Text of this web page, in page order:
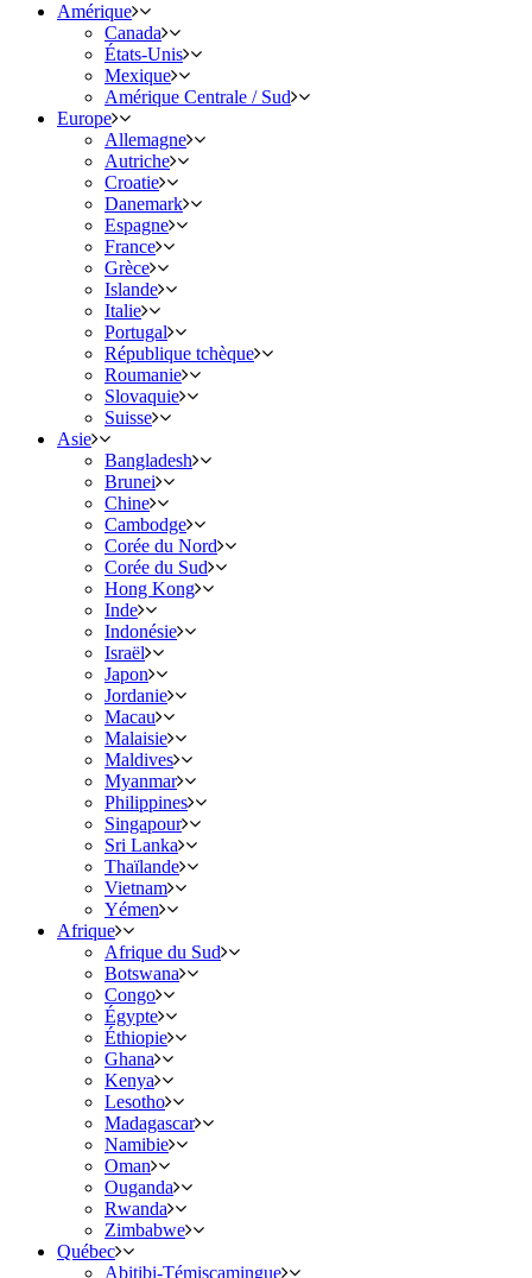
Amérique
Canada
États-Unis
Mexique
Amérique Centrale / Sud
Europe
Allemagne
Autriche
Croatie
Danemark
Espagne
France
Grèce
Islande
Italie
Portugal
République tchèque
Roumanie
Slovaquie
Suisse
Asie
Bangladesh
Brunei
Chine
Cambodge
Corée du Nord
Corée du Sud
Hong Kong
Inde
Indonésie
Israël
Japon
Jordanie
Macau
Malaisie
Maldives
Myanmar
Philippines
Singapour
Sri Lanka
Thaïlande
Vietnam
Yémen
Afrique
Afrique du Sud
Botswana
Congo
Égypte
Éthiopie
Ghana
Kenya
Lesotho
Madagascar
Namibie
Oman
Ouganda
Rwanda
Zimbabwe
Québec
Abitibi-Témiscamingue